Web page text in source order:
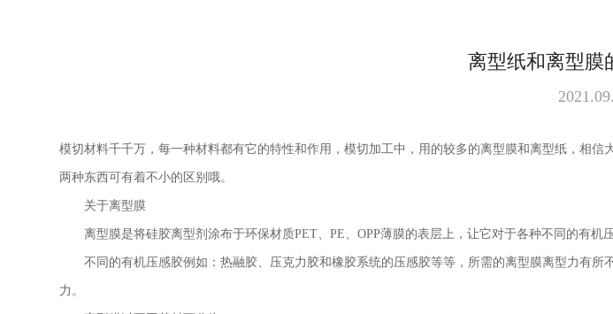
离型纸和离型膜
模切材料千千万，每一种材料都有它的特性和作用，模切加工中，用的较多的离型膜和离型纸，相
两种东西可有着不小的区别哦。
关于离型膜
离型膜是将硅胶离型剂涂布于环保材质PET、PE、OPP薄膜的表层上，让它对于各种不同的有机
不同的有机压感胶例如：热融胶、压克力胶和橡胶系统的压感胶等等，所需的离型膜离型力有所
力。